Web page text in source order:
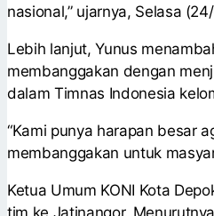
nasional,” ujarnya, Selasa
Lebih lanjut, Yunus
membanggakan dengan
dalam Timnas Indonesia
“Kami punya harapan besar
membanggakan untuk
Ketua Umum KONI Kota